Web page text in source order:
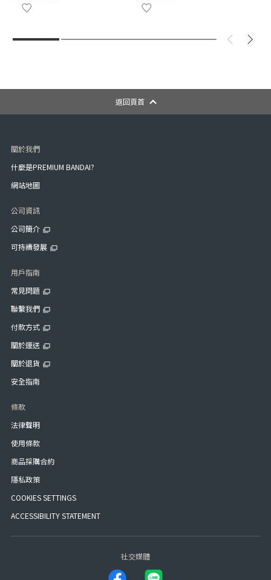
返回頁首
關於我們
什麼是PREMIUM BANDAI?
網站地圖
公司資訊
公司簡介
可持續發展
用戶指南
常見問題
聯繫我們
付款方式
關於運送
關於退貨
安全指南
條款
法律聲明
使用條款
商品採購合約
隱私政策
COOKIES SETTINGS
ACCESSIBILITY STATEMENT
社交媒體